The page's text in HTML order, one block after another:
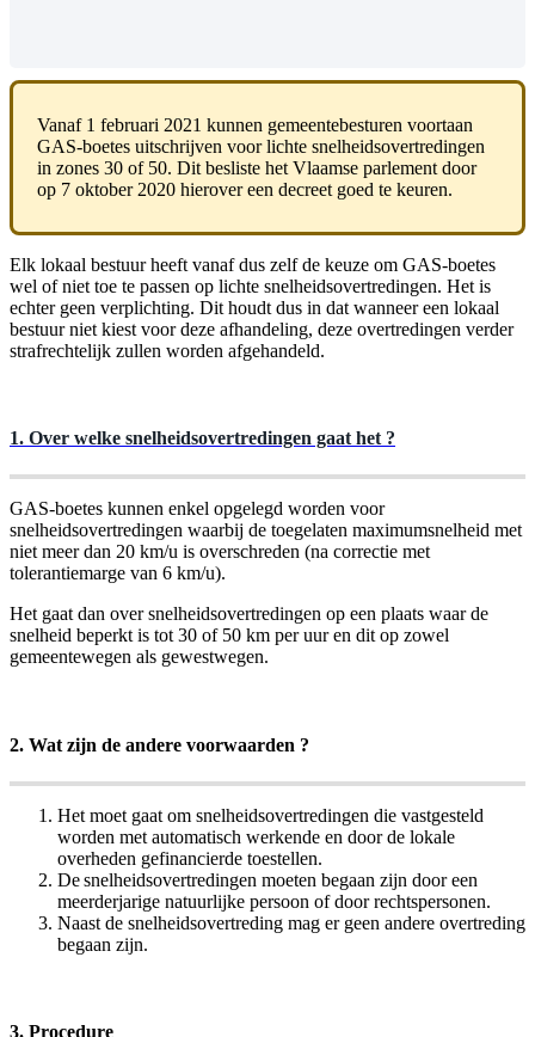
Vanaf 1 februari 2021 kunnen gemeentebesturen voortaan
GAS-boetes uitschrijven voor lichte snelheidsovertredingen
in zones 30 of 50. Dit besliste het Vlaamse parlement door
op 7 oktober 2020 hierover een decreet goed te keuren.
Elk lokaal bestuur heeft vanaf dus zelf de keuze om GAS-boetes
wel of niet toe te passen op lichte snelheidsovertredingen. Het is
echter geen verplichting. Dit houdt dus in dat wanneer een lokaal
bestuur niet kiest voor deze afhandeling, deze overtredingen verder
strafrechtelijk zullen worden afgehandeld.
1. Over welke snelheidsovertredingen gaat het ?
GAS-boetes kunnen enkel opgelegd worden voor
snelheidsovertredingen waarbij de toegelaten maximumsnelheid met
niet meer dan 20 km/u is overschreden (na correctie met
tolerantiemarge van 6 km/u).
Het gaat dan over snelheidsovertredingen op een plaats waar de
snelheid beperkt is tot 30 of 50 km per uur en dit op zowel
gemeentewegen als gewestwegen.
2. Wat zijn de andere voorwaarden ?
Het moet gaat om snelheidsovertredingen die vastgesteld
worden met automatisch werkende en door de lokale
overheden gefinancierde toestellen.
De snelheidsovertredingen moeten begaan zijn door een
meerderjarige natuurlijke persoon of door rechtspersonen.
Naast de snelheidsovertreding mag er geen andere overtreding
begaan zijn.
3. Procedure